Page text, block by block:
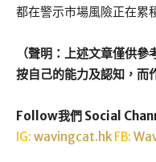
都在警示市場風險正在累
（聲明：上述文章僅供
按自己的能力及認知，而
Follow我們 Social
IG: wavingcat.hk FB: